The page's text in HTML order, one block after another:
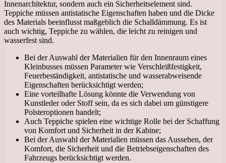
Innenarchitektur, sondern auch ein Sicherheitselement sind.
Teppiche müssen antistatische Eigenschaften haben und die Dicke
des Materials beeinflusst maßgeblich die Schalldämmung. Es ist
auch wichtig, Teppiche zu wählen, die leicht zu reinigen und
wasserfest sind.
Bei der Auswahl der Materialien für den Innenraum eines
Kleinbusses müssen Parameter wie Verschleißfestigkeit,
Feuerbeständigkeit, antistatische und wasserabweisende
Eigenschaften berücksichtigt werden;
Eine vorteilhafte Lösung könnte die Verwendung von
Kunstleder oder Stoff sein, da es sich dabei um günstigere
Polsteroptionen handelt;
Auch Teppiche spielen eine wichtige Rolle bei der Schaffung
von Komfort und Sicherheit in der Kabine;
Bei der Auswahl der Materialien müssen das Aussehen, der
Komfort, die Sicherheit und die Betriebseigenschaften des
Fahrzeugs berücksichtigt werden.